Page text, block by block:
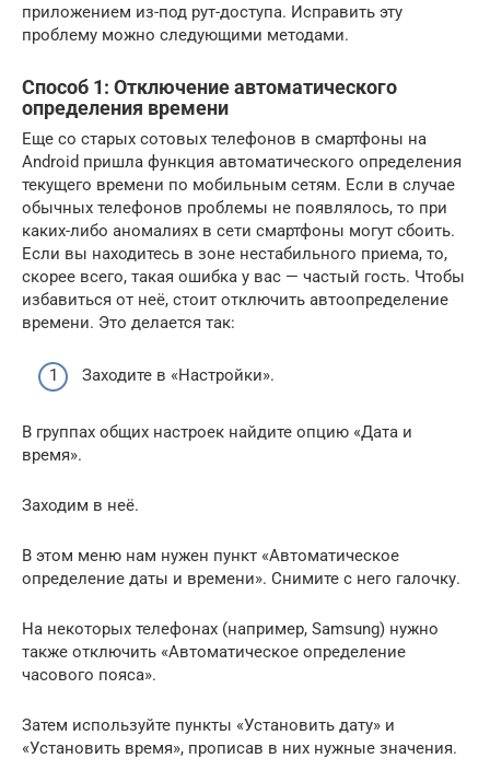
приложением из-под рут-доступа. Исправить эту
проблему можно следующими методами.
Способ 1: Отключение автоматического
определения времени
Еще со старых сотовых телефонов в смартфоны на
Android пришла функция автоматического определения
текущего времени по мобильным сетям. Если в случае
обычных телефонов проблемы не появлялось, то при
каких-либо аномалиях в сети смартфоны могут сбоить.
Если вы находитесь в зоне нестабильного приема, то,
скорее всего, такая ошибка у вас — частый гость. Чтобы
избавиться от неё, стоит отключить автоопределение
времени. Это делается так:
Заходите в «Настройки».
В группах общих настроек найдите опцию «Дата и
время».
Заходим в неё.
В этом меню нам нужен пункт «Автоматическое
определение даты и времени». Снимите с него галочку.
На некоторых телефонах (например, Samsung) нужно
также отключить «Автоматическое определение
часового пояса».
Затем используйте пункты «Установить дату» и
«Установить время», прописав в них нужные значения.